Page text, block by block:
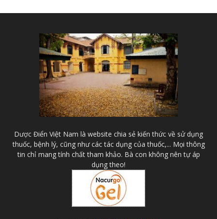
Dược Điển Việt Nam là website chia sẻ kiến thức về sử dụng
thuốc, bệnh lý, cũng như các tác dụng của thuốc,... Mọi thông
tin chỉ mang tính chất tham khảo. Bà con không nên tự áp
dụng theo!